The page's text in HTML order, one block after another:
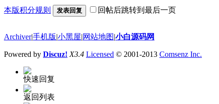
本版积分规则 发表回复 回帖后跳转到最后一页
Archiver|手机版 小黑屋 网站地图 小白源码网
Powered by Discuz! X3.4 Licensed © 2001-2013 Comsenz Inc.
快速回复
返回列表